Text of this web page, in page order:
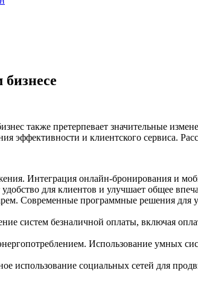
также претерпевает значительные
эффективности и клиентского сервиса.
Интеграция онлайн-бронирования и
для клиентов и улучшает общее
Современные программные решения для
систем безналичной оплаты, включая
Использование умных
использование социальных сетей для